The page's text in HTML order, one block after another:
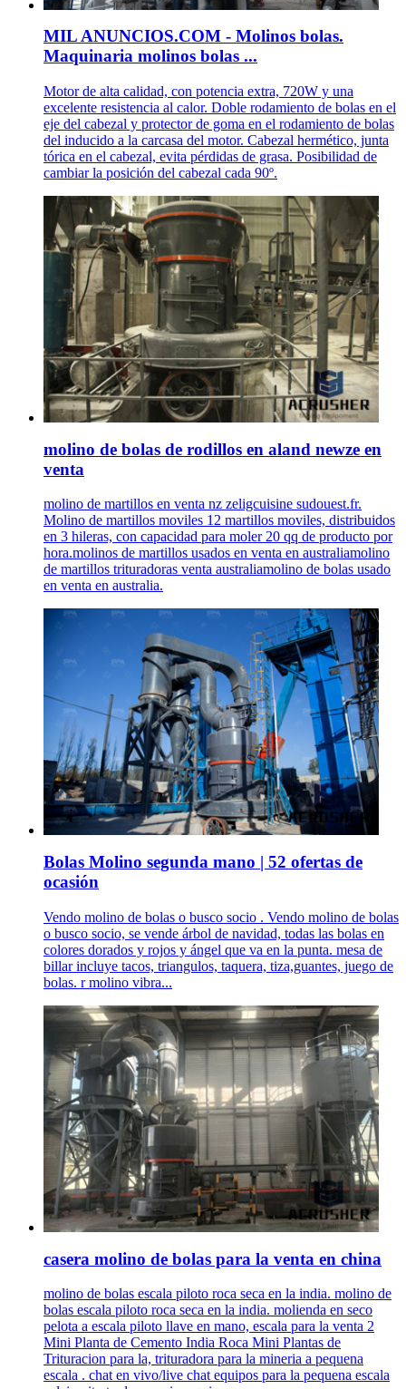
MIL ANUNCIOS.COM - Molinos bolas.
Maquinaria molinos bolas ...
Motor de alta calidad, con potencia extra, 720W y una
excelente resistencia al calor. Doble rodamiento de bolas en el
eje del cabezal y protector de goma en el rodamiento de bolas
del inducido a la carcasa del motor. Cabezal hermético, junta
tórica en el cabezal, evita pérdidas de grasa. Posibilidad de
cambiar la posición del cabezal cada 90º.
molino de bolas de rodillos en aland newze en
venta
molino de martillos en venta nz zeligcuisine sudouest.fr.
Molino de martillos moviles 12 martillos moviles, distribuidos
en 3 hileras, con capacidad para moler 20 qq de producto por
hora.molinos de martillos usados en venta en australiamolino
de martillos trituradoras venta australiamolino de bolas usado
en venta en australia.
Bolas Molino segunda mano | 52 ofertas de
ocasión
Vendo molino de bolas o busco socio . Vendo molino de bolas
o busco socio, se vende árbol de navidad, todas las bolas en
colores dorados y rojos y ángel que va en la punta. mesa de
billar incluye tacos, triangulos, taquera, tiza,guantes, juego de
bolas. r molino vibra...
casera molino de bolas para la venta en china
molino de bolas escala piloto roca seca en la india. molino de
bolas escala piloto roca seca en la india. molienda en seco
pelota a escala piloto llave en mano, escala para la venta 2
Mini Planta de Cemento India Roca Mini Plantas de
Trituracion para la, trituradora para la mineria a pequena
escala . chat en vivo/live chat equipos para la pequena escala